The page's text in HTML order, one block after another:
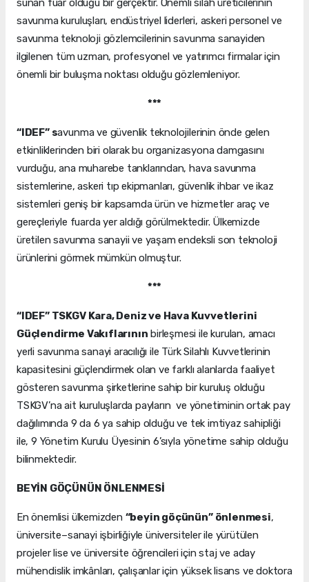
sunan fuar olduğu bir gerçektir. Önemli silah üreticilerinin
savunma kuruluşları, endüstriyel liderleri, askeri personel ve
savunma teknoloji gözlemcilerinin savunma sanayiden
ilgilenen tüm uzman, profesyonel ve yatırımcı firmalar için
önemli bir buluşma noktası olduğu gözlemleniyor.
***
“IDEF” savunma ve güvenlik teknolojilerinin önde gelen
etkinliklerinden biri olarak bu organizasyona damgasını
vurduğu, ana muharebe tanklarından, hava savunma
sistemlerine, askeri tıp ekipmanları, güvenlik ihbar ve ikaz
sistemleri geniş bir kapsamda ürün ve hizmetler araç ve
gereçleriyle fuarda yer aldığı görülmektedir. Ülkemizde
üretilen savunma sanayii ve yaşam endeksli son teknoloji
ürünlerini görmek mümkün olmuştur.
***
“IDEF” TSKGV Kara, Deniz ve Hava Kuvvetlerini
Güçlendirme Vakıflarının birleşmesi ile kurulan, amacı
yerli savunma sanayi aracılığı ile Türk Silahlı Kuvvetlerinin
kapasitesini güçlendirmek olan ve farklı alanlarda faaliyet
gösteren savunma şirketlerine sahip bir kuruluş olduğu
TSKGV’na ait kuruluşlarda payların ve yönetiminin ortak pay
dağılımında 9 da 6 ya sahip olduğu ve tek imtiyaz sahipliği
ile, 9 Yönetim Kurulu Üyesinin 6’sıyla yönetime sahip olduğu
bilinmektedir.
BEYİN GÖÇÜNÜN ÖNLENMESİ
En önemlisi ülkemizden “beyin göçünün” önlenmesi,
üniversite–sanayi işbirliğiyle üniversiteler ile yürütülen
projeler lise ve üniversite öğrencileri için staj ve aday
mühendislik imkânları, çalışanlar için yüksek lisans ve doktora